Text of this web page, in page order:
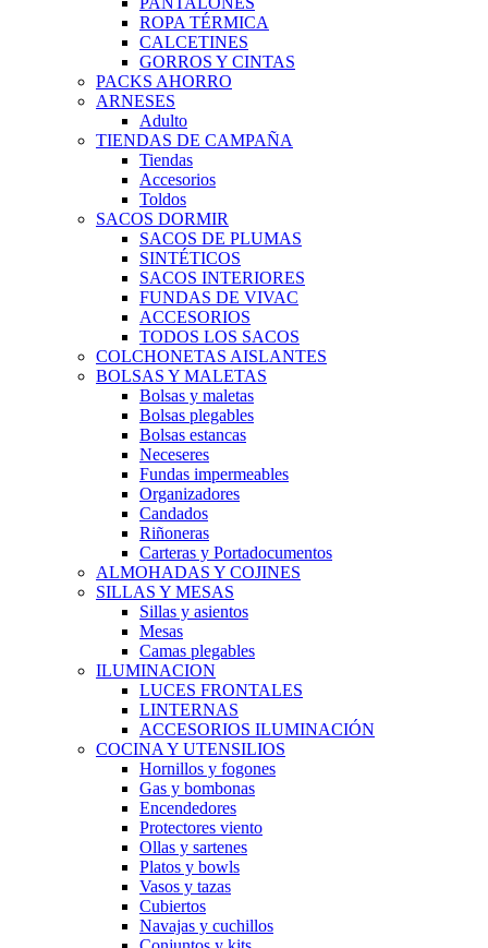
ROPA TÉRMICA
CALCETINES
GORROS Y CINTAS
PACKS AHORRO
ARNESES
Adulto
TIENDAS DE CAMPAÑA
Tiendas
Accesorios
Toldos
SACOS DORMIR
SACOS DE PLUMAS
SINTÉTICOS
SACOS INTERIORES
FUNDAS DE VIVAC
ACCESORIOS
TODOS LOS SACOS
COLCHONETAS AISLANTES
BOLSAS Y MALETAS
Bolsas y maletas
Bolsas plegables
Bolsas estancas
Neceseres
Fundas impermeables
Organizadores
Candados
Riñoneras
Carteras y Portadocumentos
ALMOHADAS Y COJINES
SILLAS Y MESAS
Sillas y asientos
Mesas
Camas plegables
ILUMINACION
LUCES FRONTALES
LINTERNAS
ACCESORIOS ILUMINACIÓN
COCINA Y UTENSILIOS
Hornillos y fogones
Gas y bombonas
Encendedores
Protectores viento
Ollas y sartenes
Platos y bowls
Vasos y tazas
Cubiertos
Navajas y cuchillos